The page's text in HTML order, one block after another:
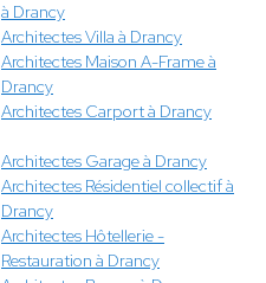
à Drancy
Architectes Villa à Drancy
Architectes Maison A-Frame à
Drancy
Architectes Carport à Drancy
Architectes Garage à Drancy
Architectes Résidentiel collectif à
Drancy
Architectes Hôtellerie -
Restauration à Drancy